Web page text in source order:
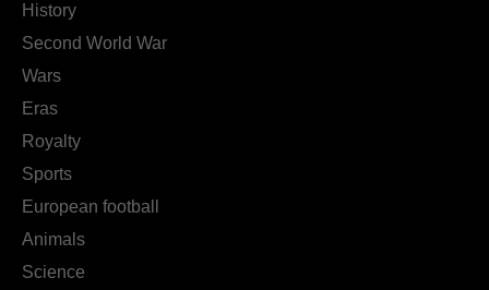
History
Second World War
Wars
Eras
Royalty
Sports
European football
Animals
Science